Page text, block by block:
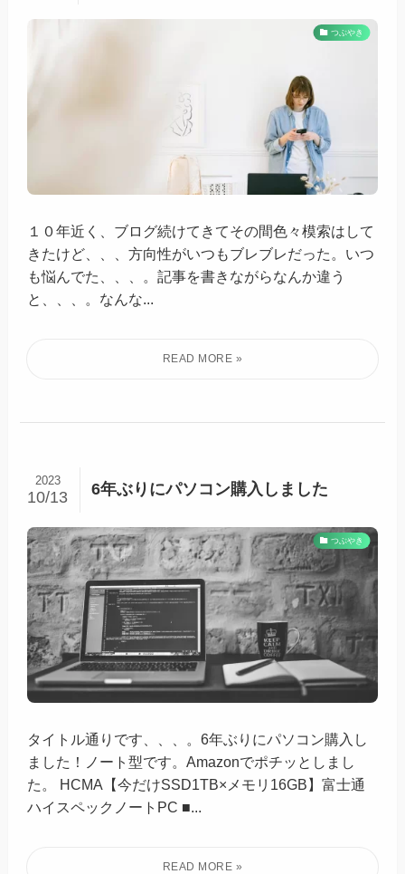
つぶやき
１０年近く、ブログ続けてきてその間色々模索はして
きたけど、、、方向性がいつもブレブレだった。いつ
も悩んでた、、、。記事を書きながらなんか違う
と、、、。なんな...
6年ぶりにパソコン購入しました
2023
10/13
つぶやき
タイトル通りです、、、。6年ぶりにパソコン購入し
ました！ノート型です。Amazonでポチッとしまし
た。 HCMA【今だけSSD1TB×メモリ16GB】富士通
ハイスペックノートPC ■...